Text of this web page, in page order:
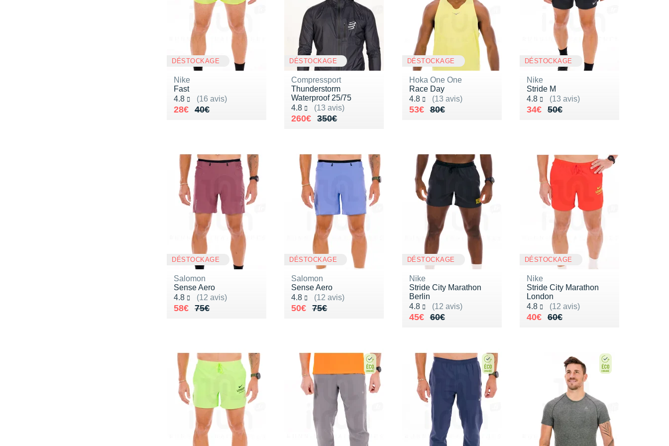
DÉSTOCKAGE
Nike
Fast
4.8
(16 avis)
Noté 4.8 sur 5
40€
Au lieu de 40€
28€
Vendu 28€
DÉSTOCKAGE
Compressport
Thunderstorm
Waterproof 25/75
4.8
(13 avis)
Noté 4.8 sur 5
350€
Au lieu de 350€
260€
Vendu 260€
DÉSTOCKAGE
Hoka One One
Race Day
4.8
(13 avis)
Noté 4.8 sur 5
80€
Au lieu de 80€
53€
Vendu 53€
DÉSTOCKAGE
Nike
Stride M
4.8
(13 avis)
Noté 4.8 sur 5
50€
Au lieu de 50€
34€
Vendu 34€
DÉSTOCKAGE
Salomon
Sense Aero
4.8
(12 avis)
Noté 4.8 sur 5
75€
Au lieu de 75€
58€
Vendu 58€
DÉSTOCKAGE
Salomon
Sense Aero
4.8
(12 avis)
Noté 4.8 sur 5
75€
Au lieu de 75€
50€
Vendu 50€
DÉSTOCKAGE
Nike
Stride City Marathon
Berlin
4.8
(12 avis)
Noté 4.8 sur 5
60€
Au lieu de 60€
45€
Vendu 45€
DÉSTOCKAGE
Nike
Stride City Marathon
London
4.8
(12 avis)
Noté 4.8 sur 5
60€
Au lieu de 60€
40€
Vendu 40€